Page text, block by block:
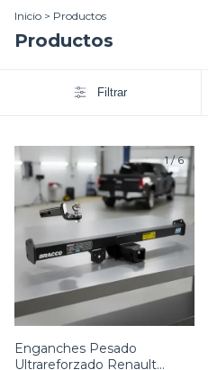
Inicio > Productos
Productos
Filtrar
1/6
Enganches Pesado
Ultrareforzado Renault